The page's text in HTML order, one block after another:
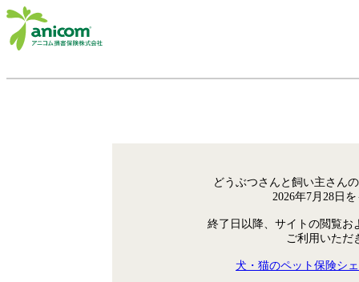
どうぶつさんと飼い主さん
2026年7月28日
終了日以降、サイトの閲覧お
ご利用いただ
犬・猫のペット保険シ